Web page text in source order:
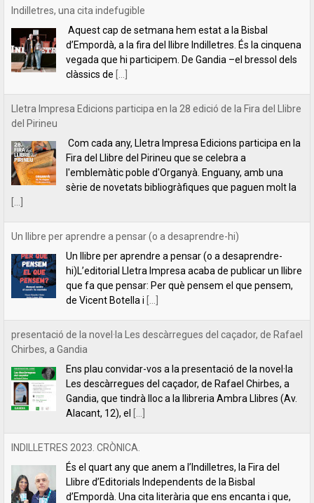
del Pirineu
Com cada any, Lletra Impresa Edicions participa en la
Fira del Llibre del Pirineu que se celebra a
l'emblemàtic poble d'Organyà. Enguany, amb una
sèrie de novetats bibliogràfiques que paguen molt la
Un llibre per aprendre a pensar (o a desaprendre-hi)
Un llibre per aprendre a pensar (o a desaprendre-
hi)L’editorial Lletra Impresa acaba de publicar un llibre
que fa que pensar: Per què pensem el que pensem,
de Vicent Botella i[...]
presentació de la novel·la Les descàrregues del caçador, de Rafael
Chirbes, a Gandia
Ens plau convidar-vos a la presentació de la novel·la
Les descàrregues del caçador, de Rafael Chirbes, a
Gandia, que tindrà lloc a la llibreria Ambra Llibres (Av.
Alacant, 12), el [...]
INDILLETRES 2023. CRÒNICA.
És el quart any que anem a l’Indilletres, la Fira del
Llibre d’Editorials Independents de la Bisbal
d’Empordà. Una cita literària que ens encanta i que,
per nosaltres, és com[...]
Filipa Leal recita el poema "Estimar", de Florbela Espanca a la
RTP2 de Portugal
La poeta Filipa Leal, una de les veus més reeixides de la lírica
lusitana actual, va tindre l’amabilitat de llegir el poema “Estimar”
de Florbela Espanca al programa de literatura[...]